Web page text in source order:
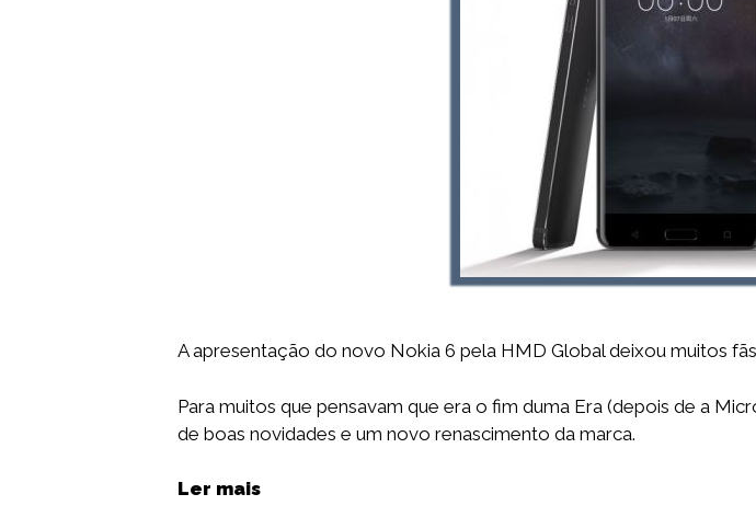
A apresentação do novo Nokia 6 pela HMD Global deixou muitos
Para muitos que pensavam que era o fim duma Era (depois de a
de boas novidades e um novo renascimento da marca.
Ler mais